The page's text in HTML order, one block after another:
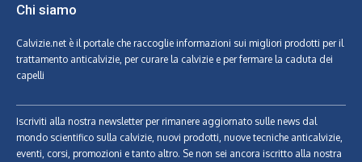
Chi siamo
Calvizie.net è il portale che raccoglie informazioni sui migliori prodotti per il
trattamento anticalvizie, per curare la calvizie e per fermare la caduta dei
capelli
Iscriviti alla nostra newsletter per rimanere aggiornato sulle news dal
mondo scientifico sulla calvizie, nuovi prodotti, nuove tecniche anticalvizie,
eventi, corsi, promozioni e tanto altro. Se non sei ancora iscritto alla nostra